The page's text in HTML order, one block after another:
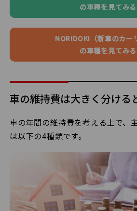
の車種を見てみる
NORIDOKI（新車のカー
の車種を見てみる
車の維持費は大きく分ける
車の年間の維持費を考える上で、
は以下の4種類です。